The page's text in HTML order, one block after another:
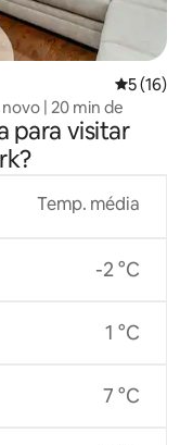
5 de uma
5 (16)
| 20 min de
para visitar
Temp. média
-2 °C
1 °C
7 °C